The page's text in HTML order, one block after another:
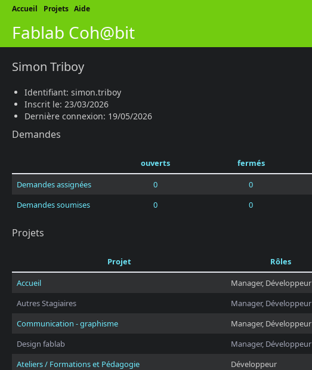
Accueil Projets Aide
Fablab Coh@bit
Simon Triboy
Identifiant: simon.triboy
Inscrit le: 23/03/2026
Dernière connexion: 19/05/2026
Demandes
ouverts fermés
Demandes assignées
0 0
Demandes soumises
0 0
Projets
Projet Rôles
Accueil
Manager, Développeur
Autres Stagiaires
Manager, Développeur
Communication - graphisme
Manager, Développeur
Design fablab
Manager, Développeur
Ateliers / Formations et Pédagogie
Développeur